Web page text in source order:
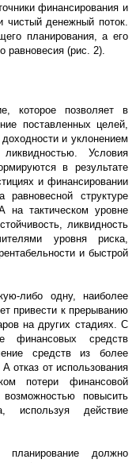
финансирования и
чистый денежный поток.
планирования, а его
равновесия (рис. 2).
которое позволяет в
поставленных целей,
и уклонением
Условия
в результате
и финансировании
структуре
на тактическом уровне
ликвидность
уровня риска,
и быстрой
либо одну, наиболее
привести к прерыванию
на других стадиях. С
финансовых средств
средств из более
отказ от использования
потери финансовой
возможностью повысить
используя действие
должно